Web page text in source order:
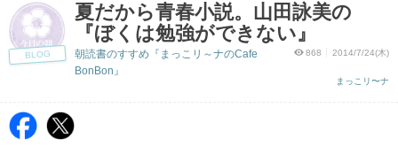
BLOG
夏だから青春小説。山田詠美の
『ぼくは勉強ができない』
868 2014/7/24(木)
まっこリ〜ナ
朝読書のすすめ『まっこリ～ナのCafe
BonBon』